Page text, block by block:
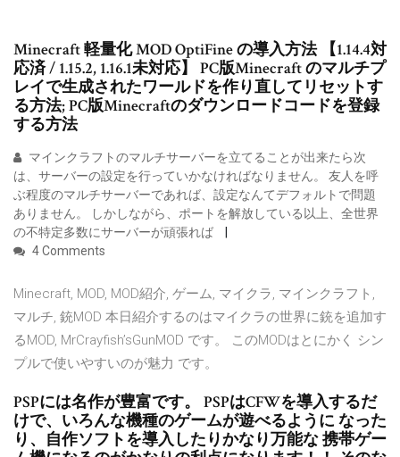
Minecraft 軽量化 MOD OptiFine の導入方法 【1.14.4対
応済 / 1.15.2, 1.16.1未対応】 PC版Minecraft のマルチプ
レイで生成されたワールドを作り直してリセットす
る方法; PC版Minecraftのダウンロードコードを登録
する方法
マインクラフトのマルチサーバーを立てることが出来たら次
は、サーバーの設定を行っていかなければなりません。 友人を呼
ぶ程度のマルチサーバーであれば、設定なんてデフォルトで問題
ありません。 しかしながら、ポートを解放している以上、全世界
の不特定多数にサーバーが頑張れば
4 Comments
Minecraft, MOD, MOD紹介, ゲーム, マイクラ, マインクラフト,
マルチ, 銃MOD 本日紹介するのはマイクラの世界に銃を追加す
るMOD, MrCrayfish’sGunMOD です。 このMODはとにかく シン
プルで使いやすいのが魅力 です。
PSPには名作が豊富です。 PSPはCFWを導入するだ
けで、いろんな機種のゲームが遊べるように なった
り、自作ソフトを導入したりかなり万能な 携帯ゲー